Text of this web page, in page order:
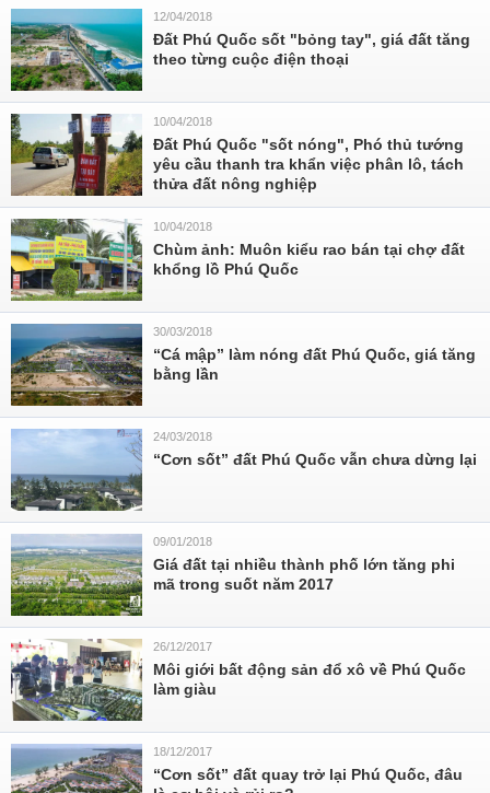
12/04/2018
Đất Phú Quốc sốt "bỏng tay", giá đất tăng
theo từng cuộc điện thoại
10/04/2018
Đất Phú Quốc "sốt nóng", Phó thủ tướng
yêu cầu thanh tra khẩn việc phân lô, tách
thửa đất nông nghiệp
10/04/2018
Chùm ảnh: Muôn kiểu rao bán tại chợ đất
khổng lồ Phú Quốc
30/03/2018
“Cá mập” làm nóng đất Phú Quốc, giá tăng
bằng lần
24/03/2018
“Cơn sốt” đất Phú Quốc vẫn chưa dừng lại
09/01/2018
Giá đất tại nhiều thành phố lớn tăng phi
mã trong suốt năm 2017
26/12/2017
Môi giới bất động sản đổ xô về Phú Quốc
làm giàu
18/12/2017
“Cơn sốt” đất quay trở lại Phú Quốc, đâu